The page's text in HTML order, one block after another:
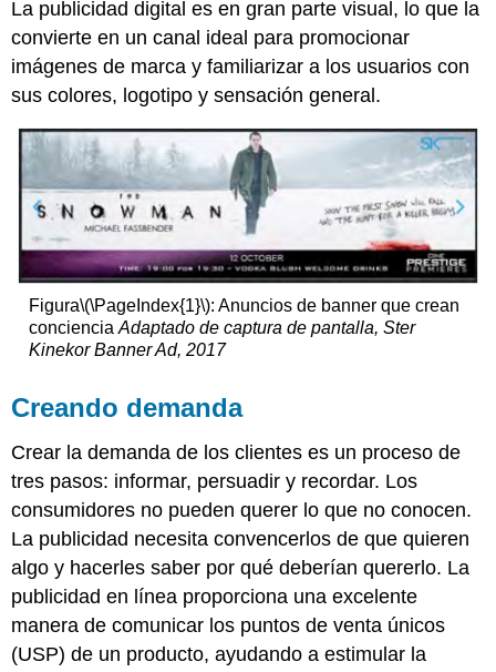
La publicidad digital es en gran parte visual, lo que la
convierte en un canal ideal para promocionar
imágenes de marca y familiarizar a los usuarios con
sus colores, logotipo y sensación general.
Figura\(\PageIndex{1}\): Anuncios de banner que crean
conciencia Adaptado de captura de pantalla, Ster
Kinekor Banner Ad, 2017
Creando demanda
Crear la demanda de los clientes es un proceso de
tres pasos: informar, persuadir y recordar. Los
consumidores no pueden querer lo que no conocen.
La publicidad necesita convencerlos de que quieren
algo y hacerles saber por qué deberían quererlo. La
publicidad en línea proporciona una excelente
manera de comunicar los puntos de venta únicos
(USP) de un producto, ayudando a estimular la